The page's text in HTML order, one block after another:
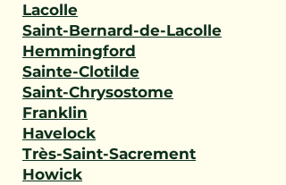
Lacolle
Saint-Bernard-de-Lacolle
Hemmingford
Sainte-Clotilde
Saint-Chrysostome
Franklin
Havelock
Très-Saint-Sacrement
Howick